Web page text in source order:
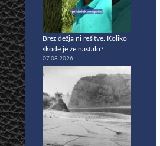
Brez dežja ni rešitve. Koliko
škode je že nastalo?
07.08.2026